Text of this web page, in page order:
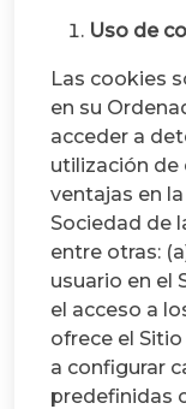
Uso de
Las cookies
en su
acceder a
utilización de
ventajas en
Sociedad de
entre otras:
usuario en el
el acceso a
ofrece el
a configurar
predefinidas